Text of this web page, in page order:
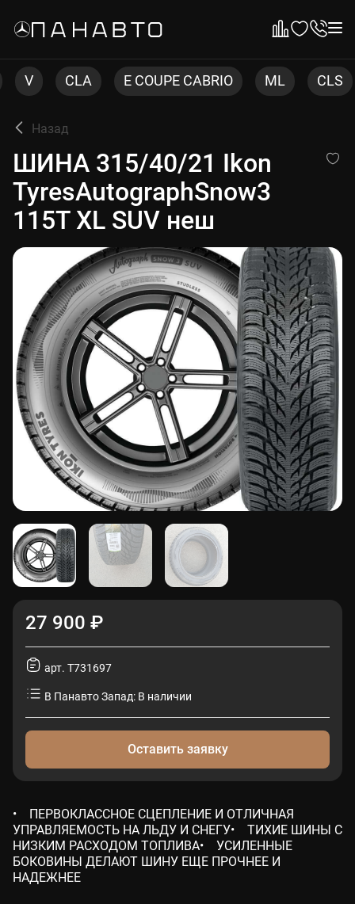
CLA E COUPE CABRIO ML CLS C
Назад
ШИНА 315/40/21 Ikon
ШИНА 315/40/21 Ikon
TyresAutographSnow3
115T XL SUV неш
27 900 ₽
арт. T731697
В Панавто Запад: В наличии
Оставить заявку
• ПЕРВОКЛАССНОЕ СЦЕПЛЕНИЕ И ОТЛИЧНАЯ
УПРАВЛЯЕМОСТЬ НА ЛЬДУ И СНЕГУ• ТИХИЕ ШИНЫ С
НИЗКИМ РАСХОДОМ ТОПЛИВА• УСИЛЕННЫЕ
БОКОВИНЫ ДЕЛАЮТ ШИНУ ЕЩЕ ПРОЧНЕЕ И
НАДЕЖНЕЕ